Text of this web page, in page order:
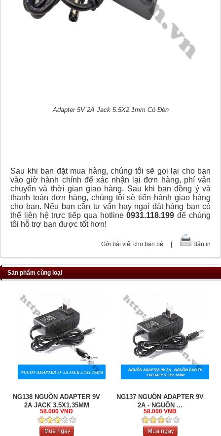
Adapter 5V 2A Jack 5.5X2.1mm Có Đèn
Sau khi bạn đặt mua hàng, chúng tôi sẽ gọi lại cho bạn
vào giờ hành chính để xác nhận lại đơn hàng, phí vận
chuyển và thời gian giao hàng. Sau khi bạn đồng ý và
thanh toán đơn hàng, chúng tôi sẽ tiến hành giao hàng
cho bạn. Nếu bạn cần tư vấn hay ngại đặt hàng bạn có
thể liên hệ trực tiếp qua hotline0931.118.199 để chúng
tôi hỗ trợ bạn được tốt hơn!
Gởi bài viết cho bạn bè Bản in
Sản phẩm cùng loại
NG138 NGUỒN ADAPTER 9V
2A JACK 3.5X1.35MM
58.000 VNĐ
NG137 NGUỒN ADAPTER 9V
2A - NGUỒN ...
58.000 VNĐ